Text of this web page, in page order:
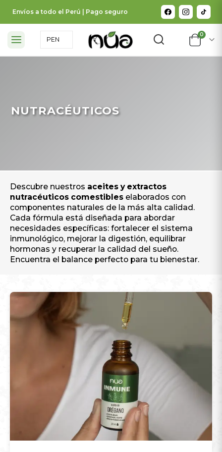
Envíos a todo el Perú | Pago seguro
0
NUTRACÉUTICOS
Descubre nuestros aceites y extractos
nutracéuticos comestibles elaborados con
componentes naturales de la más alta calidad.
Cada fórmula está diseñada para abordar
necesidades específicas: fortalecer el sistema
inmunológico, mejorar la digestión, equilibrar
hormonas y recuperar la calidad del sueño.
Encuentra el balance perfecto para tu bienestar.